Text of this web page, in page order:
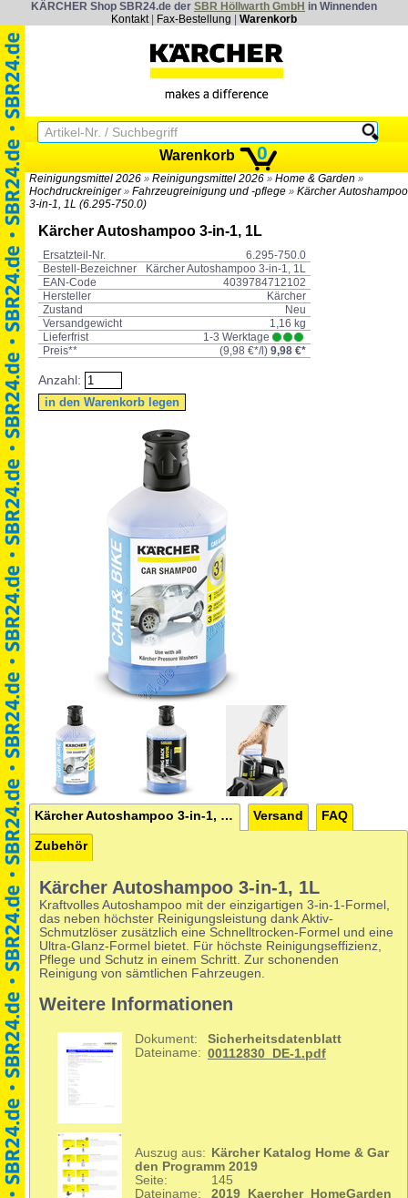
KÄRCHER Shop SBR24.de der SBR Höllwarth GmbH in Winnenden
Kontakt| Fax-Bestellung Warenkorb
Warenkorb 0
Reinigungsmittel 2026 » Reinigungsmittel 2026 » Home & Garden »
Hochdruckreiniger» Fahrzeugreinigung und -pflege » Kärcher Autoshampoo
3-in-1, 1L (6.295-750.0)
Kärcher Autoshampoo 3-in-1, 1L
Ersatzteil-Nr.
6.295-750.0
Bestell-Bezeichner
Kärcher Autoshampoo 3-in-1, 1L
EAN-Code
4039784712102
Hersteller
Kärcher
Zustand
Neu
Versandgewicht
1,16 kg
Lieferfrist
1-3 Werktage
Preis**
(9,98 €*/l) 9,98 €*
Anzahl:
Kärcher Autoshampoo 3-in-1, 1L Versand FAQ
Zubehör
Kärcher Autoshampoo 3-in-1, 1L
Kraftvolles Autoshampoo mit der einzigartigen 3-in-1-Formel,
das neben höchster Reinigungsleistung dank Aktiv-
Schmutzlöser zusätzlich eine Schnelltrocken-Formel und eine
Ultra-Glanz-Formel bietet. Für höchste Reinigungseffizienz,
Pflege und Schutz in einem Schritt. Zur schonenden
Reinigung von sämtlichen Fahrzeugen.
Weitere Informationen
Dokument:
Sicherheitsdatenblatt
Dateiname: 00112830_DE-1.pdf
Auszug aus:
Kärcher Katalog Home & Gar
den Programm 2019
Seite:
145
Dateiname:
2019_Kaercher_HomeGarden